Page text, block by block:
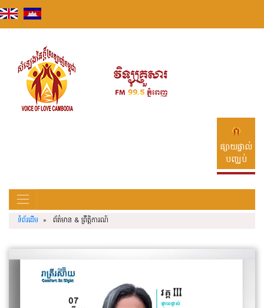
Skip
to
content
ផ្សាយផ្ទាល់
បញ្ឈប់
ទំព័រដើម » ព័ត៌មាន & ព្រឹត្តិការណ៍